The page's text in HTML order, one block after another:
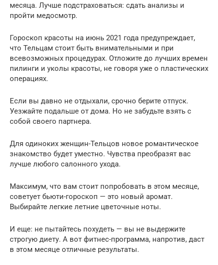
месяца. Лучше подстраховаться: сдать анализы и
пройти медосмотр.
Гороскоп красоты на июнь 2021 года предупреждает,
что Тельцам стоит быть внимательными и при
всевозможных процедурах. Отложите до лучших времен
пилинги и уколы красоты, не говоря уже о пластических
операциях.
Если вы давно не отдыхали, срочно берите отпуск.
Уезжайте подальше от дома. Но не забудьте взять с
собой своего партнера.
Для одиноких женщин-Тельцов новое романтическое
знакомство будет уместно. Чувства преобразят вас
лучше любого салонного ухода.
Максимум, что вам стоит попробовать в этом месяце,
советует бьюти-гороскоп — это новый аромат.
Выбирайте легкие летние цветочные ноты.
И еще: не пытайтесь похудеть — вы не выдержите
строгую диету. А вот фитнес-программа, напротив, даст
в этом месяце отличные результаты.